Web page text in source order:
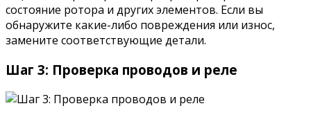
состояние ротора и других элементов. Если вы
обнаружите какие-либо повреждения или износ,
замените соответствующие детали.
Шаг 3: Проверка проводов и реле